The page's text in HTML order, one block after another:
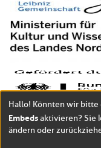
Hallo! Könnten wir
Embedsaktivieren? Sie
ändern oder